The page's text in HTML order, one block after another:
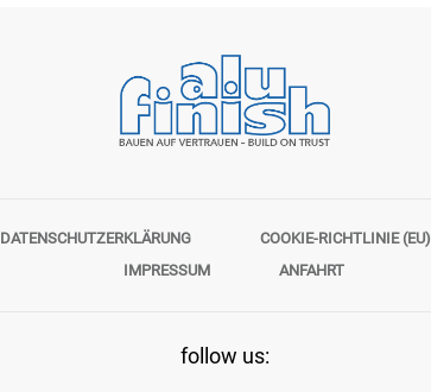
DATENSCHUTZERKLÄRUNG
COOKIE-RICHTLINIE (EU)
IMPRESSUM
ANFAHRT
follow us: